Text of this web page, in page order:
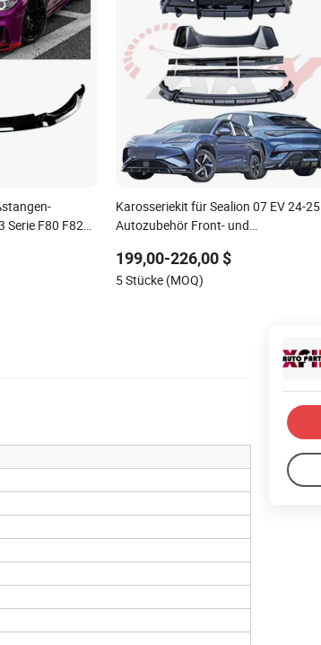
Serie F80 F82
Karosseriekit für Sealion 07 EV 24-25
Autozubehör Front- und
199,00-226,00 $
5 Stücke (MOQ)